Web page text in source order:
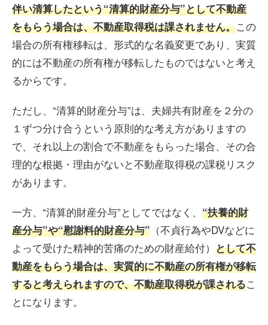
伴い清算したという“清算的財産分与”として不動産
をもらう場合は、不動産取得税は課されません。この
場合の所有権移転は、形式的な名義変更であり、実質
的には不動産の所有権が移転したものではないと考え
るからです。
ただし、“清算的財産分与”は、夫婦共有財産を２分の
１ずつ分け合うという原則的な考え方がありますの
で、それ以上の割合で不動産をもらった場合、その合
理的な根拠・理由がないと不動産取得税の課税リスク
があります。
一方、“清算的財産分与”としてではなく、 “扶養的財
産分与”や“慰謝料的財産分与” （不貞行為やDVなどに
よって受けた精神的苦痛のための財産給付） として不
動産をもらう場合は、実質的に不動産の所有権が移転
すると考えられますので、不動産取得税が課されるこ
とになります。